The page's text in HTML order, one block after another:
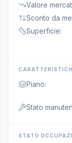
Valore
Sconto da
Superficie:
Piano:
Stato
STATO